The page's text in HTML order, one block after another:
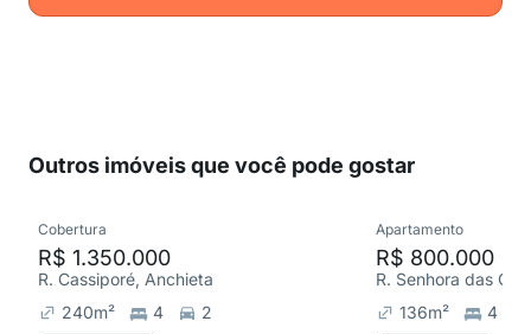
Outros imóveis que você pode gostar
Cobertura
R$ 1.350.000
R. Cassiporé, Anchieta
240m² 4
2
Apartamento
R$ 800.000
R. Senhora das
136m²
4